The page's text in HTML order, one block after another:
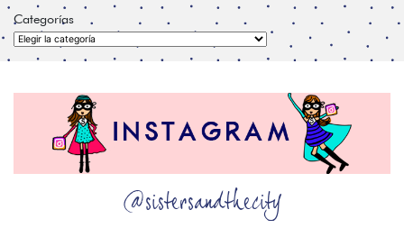
Categorías
Categorías
@sistersandthecity